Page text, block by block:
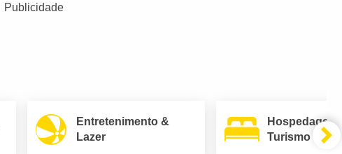
Publicidade
Entretenimento &
Lazer
Hospedagem
Turismo